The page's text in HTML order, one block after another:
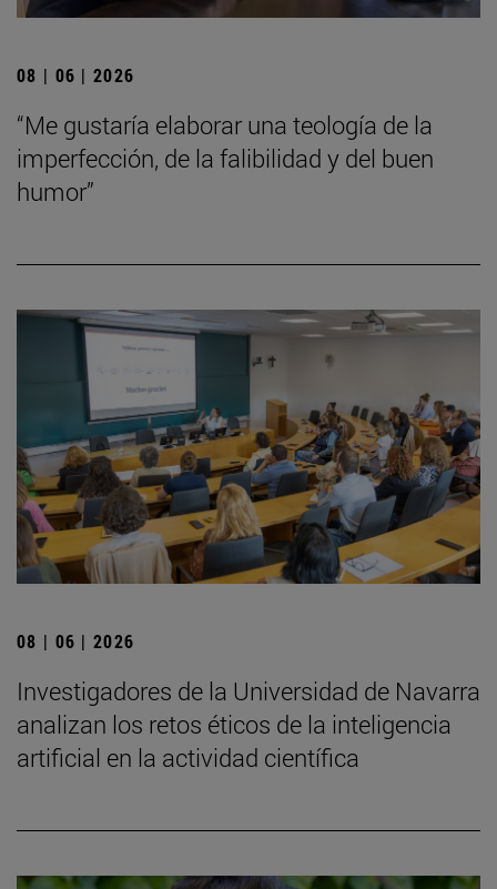
08 | 06 | 2026
“Me gustaría elaborar una teología de la
imperfección, de la falibilidad y del buen
humor”
08 | 06 | 2026
Investigadores de la Universidad de Navarra
analizan los retos éticos de la inteligencia
artificial en la actividad científica